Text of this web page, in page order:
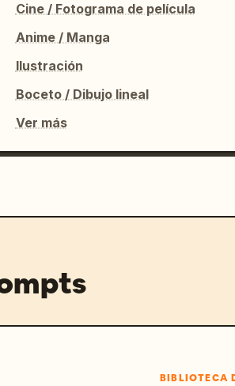
Cine / Fotograma de película
Anime / Manga
Ilustración
Boceto / Dibujo lineal
Ver más
BIBLIOTECA